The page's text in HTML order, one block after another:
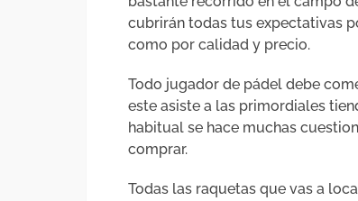
cubrirán todas tus expectativas
como por calidad y precio.
Todo jugador de pádel debe
este asiste a las primordiales
habitual se hace muchas
comprar.
Todas las raquetas que vas a